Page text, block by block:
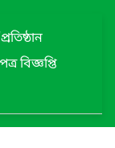
বিজ্ঞপ্তি